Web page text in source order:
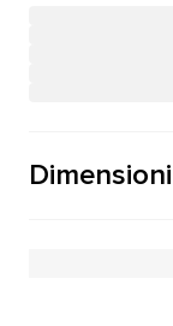
Dimensioni